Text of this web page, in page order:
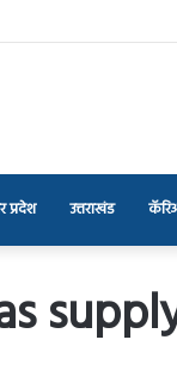
प्रदेश उत्तराखंड